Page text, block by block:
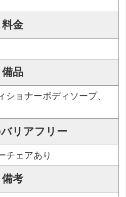
料金
備品
ショナーボディソープ、
リアフリー
チェアあり
備考